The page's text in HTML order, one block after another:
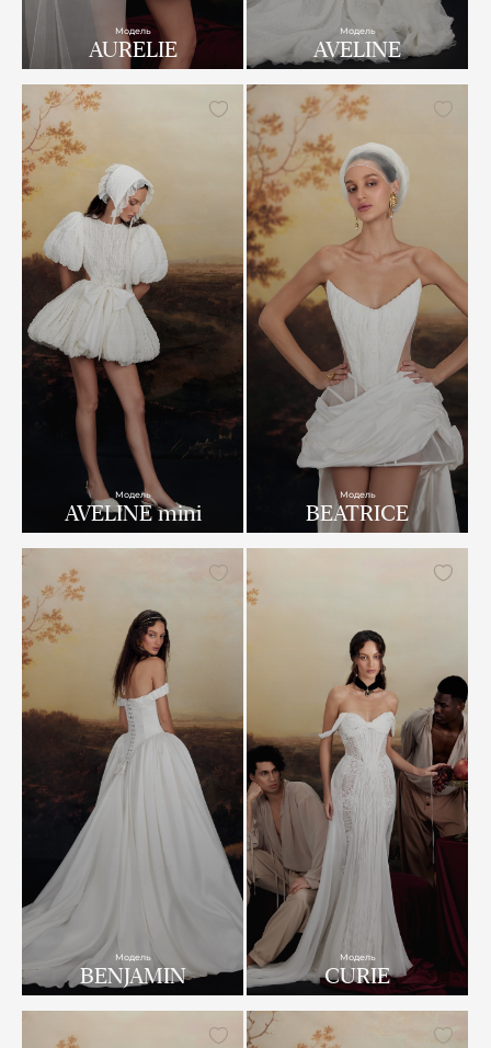
Модель
AURELIE
Модель
AVELINE
Модель
AVELINE mini
Модель
BEATRICE
Модель
BENJAMIN
Модель
CURIE